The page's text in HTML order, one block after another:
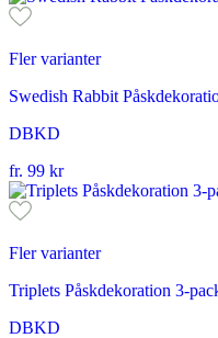
Fler varianter
Swedish Rabbit
DBKD
fr. 99 kr
Fler varianter
Triplets Påskdekoration 3-
DBKD